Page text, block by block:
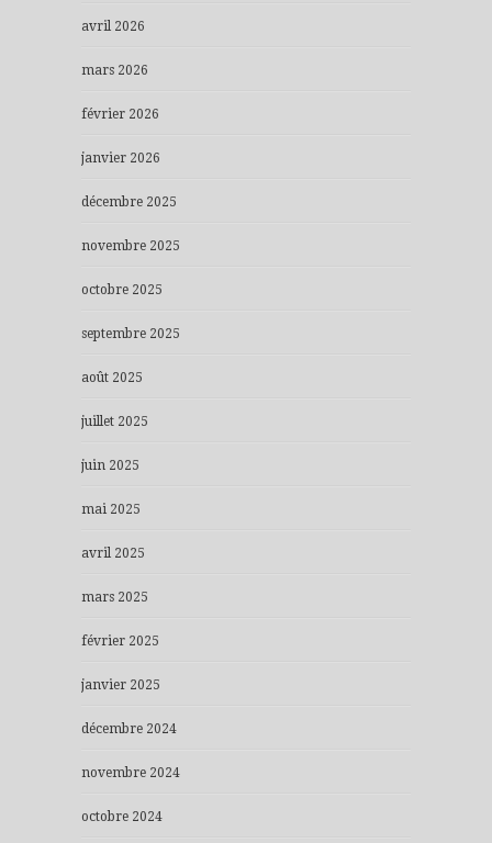
avril 2026
mars 2026
février 2026
janvier 2026
décembre 2025
novembre 2025
octobre 2025
septembre 2025
août 2025
juillet 2025
juin 2025
mai 2025
avril 2025
mars 2025
février 2025
janvier 2025
décembre 2024
novembre 2024
octobre 2024